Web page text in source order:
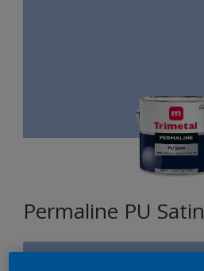
Permaline PU Satin